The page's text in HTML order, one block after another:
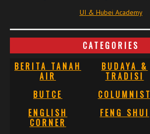
UI & Hubei Academy
CATEGORIES
BERITA TANAH
AIR
BUDAYA &
TRADISI
BUTCE
COLUMNIST
ENGLISH
CORNER
FENG SHUI